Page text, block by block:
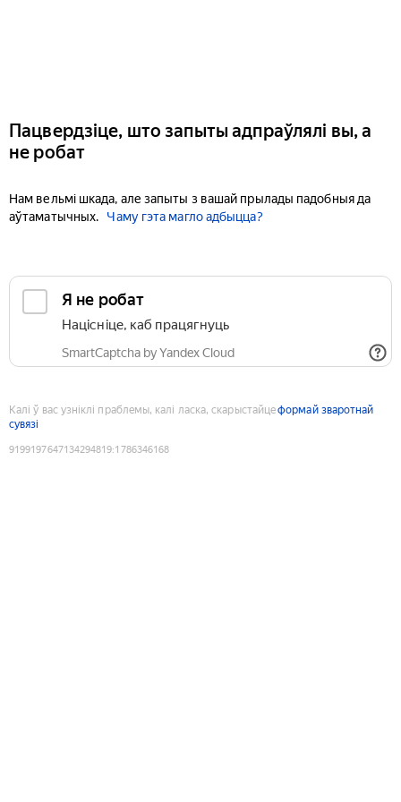
Пацвердзіце, што запыты адпраўлялі вы, а
не робат
Нам вельмі шкада, але запыты з вашай прылады падобныя да
аўтаматычных.
Чаму гэта магло адбыцца?
Я не робат
Націсніце, каб працягнуць
SmartCaptcha by Yandex Cloud
Калі ў вас узніклі праблемы, калі ласка, скарыстайцеформай зваротнай
сувязі
9199197647134294819:1786346168